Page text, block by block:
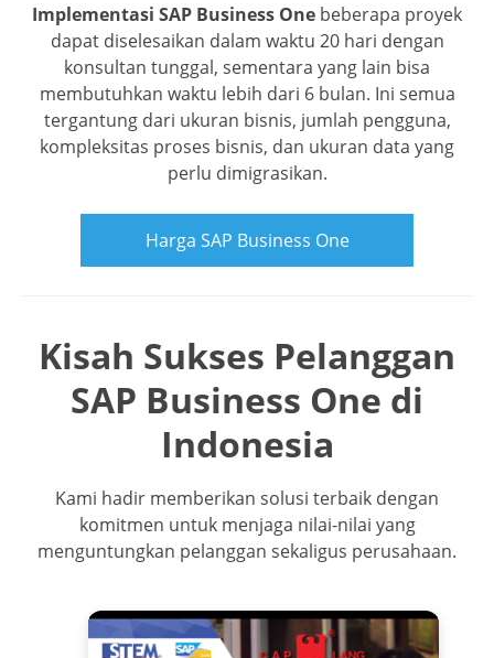
Implementasi SAP Business One beberapa proyek
dapat diselesaikan dalam waktu 20 hari dengan
konsultan tunggal, sementara yang lain bisa
membutuhkan waktu lebih dari 6 bulan. Ini semua
tergantung dari ukuran bisnis, jumlah pengguna,
kompleksitas proses bisnis, dan ukuran data yang
perlu dimigrasikan.
Harga SAP Business One
Kisah Sukses Pelanggan
SAP Business One di
Indonesia
Kami hadir memberikan solusi terbaik dengan
komitmen untuk menjaga nilai-nilai yang
menguntungkan pelanggan sekaligus perusahaan.